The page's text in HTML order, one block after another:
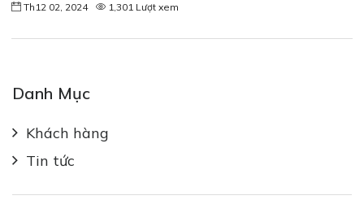
Th12 02, 2024 1,301 Lượt xem
Danh Mục
Khách hàng
Tin tức